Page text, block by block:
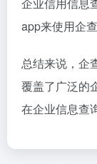
app来使用企
总结来说，企
覆盖了广泛的
在企业信息查